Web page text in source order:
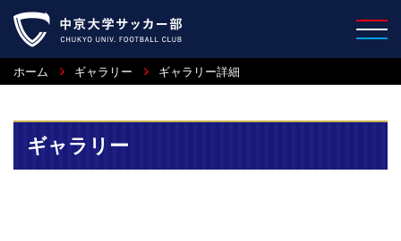
ホーム ギャラリー ギャラリー詳細
ギャラリー